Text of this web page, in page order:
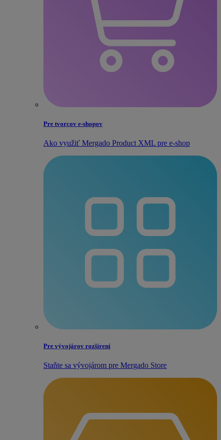
Pre tvorcov e‑shopov
Ako využiť Mergado Product XML pre e‑shop
Pre vývojárov rozšírení
Staňte sa vývojárom pre Mergado Store